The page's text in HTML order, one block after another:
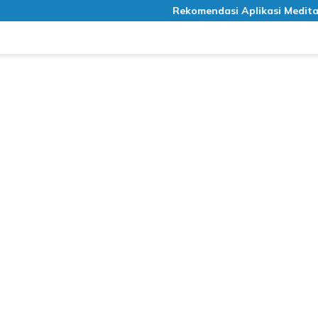
Rekomendasi Aplikasi Meditasi Gratis